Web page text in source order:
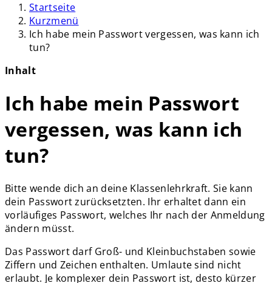
Startseite
Kurzmenü
Ich habe mein Passwort vergessen, was kann ich
tun?
Inhalt
Ich habe mein Passwort
vergessen, was kann ich
tun?
Bitte wende dich an deine Klassenlehrkraft. Sie kann
dein Passwort zurücksetzten. Ihr erhaltet dann ein
vorläufiges Passwort, welches Ihr nach der Anmeldung
ändern müsst.
Das Passwort darf Groß- und Kleinbuchstaben sowie
Ziffern und Zeichen enthalten. Umlaute sind nicht
erlaubt. Je komplexer dein Passwort ist, desto kürzer